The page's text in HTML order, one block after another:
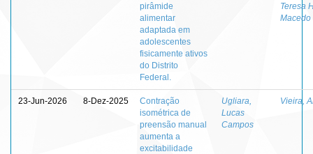
pirâmide
alimentar
adaptada em
adolescentes
fisicamente ativos
do Distrito
Federal.
Teresa
Macedo
23-Jun-2026 8-Dez-2025
Contração
isométrica de
preensão manual
aumenta a
excitabilidade
Ugliara,
Lucas
Campos
Vieira,